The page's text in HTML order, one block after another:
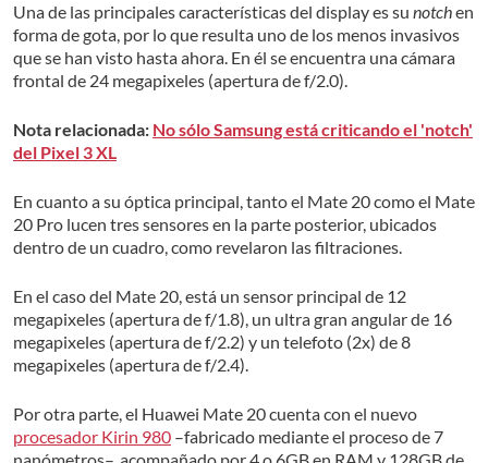
Una de las principales características del display es su notchen
forma de gota, por lo que resulta uno de los menos invasivos
que se han visto hasta ahora. En él se encuentra una cámara
frontal de 24 megapixeles (apertura de f/2.0).
Nota relacionada: No sólo Samsung está criticando el 'notch'
del Pixel 3 XL
En cuanto a su óptica principal, tanto el Mate 20 como el Mate
20 Pro lucen tres sensores en la parte posterior, ubicados
dentro de un cuadro, como revelaron las filtraciones.
En el caso del Mate 20, está un sensor principal de 12
megapixeles (apertura de f/1.8), un ultra gran angular de 16
megapixeles (apertura de f/2.2) y un telefoto (2x) de 8
megapixeles (apertura de f/2.4).
Por otra parte, el Huawei Mate 20 cuenta con el nuevo
procesador Kirin 980 –fabricado mediante el proceso de 7